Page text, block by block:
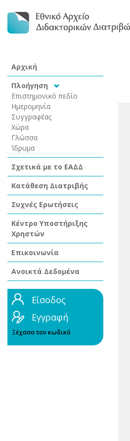
Αρχική
Πλοήγηση
Επιστημονικό πεδίο
Ημερομηνία
Συγγραφέας
Χώρα
Γλώσσα
Ίδρυμα
Σχετικά με το ΕΑΔΔ
Κατάθεση Διατριβής
Συχνές Ερωτήσεις
Κέντρο Υποστήριξης
Χρηστών
Επικοινωνία
Ανοικτά Δεδομένα
Είσοδος
Εγγραφή
Ξέχασα τον κωδικό